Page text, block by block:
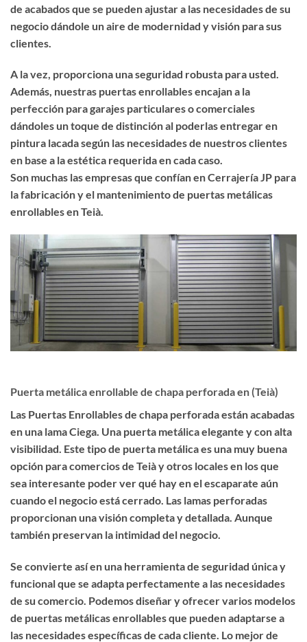
de acabados que se pueden ajustar a las necesidades de su
negocio dándole un aire de modernidad y visión para sus
clientes.
A la vez, proporciona una seguridad robusta para usted.
Además, nuestras puertas enrollables encajan a la
perfección para garajes particulares o comerciales
dándoles un toque de distinción al poderlas entregar en
pintura lacada según las necesidades de nuestros clientes
en base a la estética requerida en cada caso.
Son muchas las empresas que confían en Cerrajería JP para
la fabricación y el mantenimiento de puertas metálicas
enrollables en Teià.
Puerta metálica enrollable de chapa perforada en (Teià)
Las Puertas Enrollables de chapa perforadaestán acabadas
en una lama Ciega. Una puerta metálicaelegante y conalta
visibilidad. Este tipo de puerta metálica es una muy buena
opción para comercios de Teià y otros locales en los que
sea interesante poder ver qué hay en el escaparate aún
cuando el negocio está cerrado. Las lamas perforadas
proporcionan una visión completa y detallada. Aunque
también preservan la intimidad del negocio.
Se convierte así en una herramienta de seguridad única y
funcional que se adapta perfectamente a las necesidades
de su comercio. Podemos diseñar y ofrecer varios modelos
de puertas metálicas enrollables que pueden adaptarse a
las necesidades específicas de cada cliente. Lo mejor de